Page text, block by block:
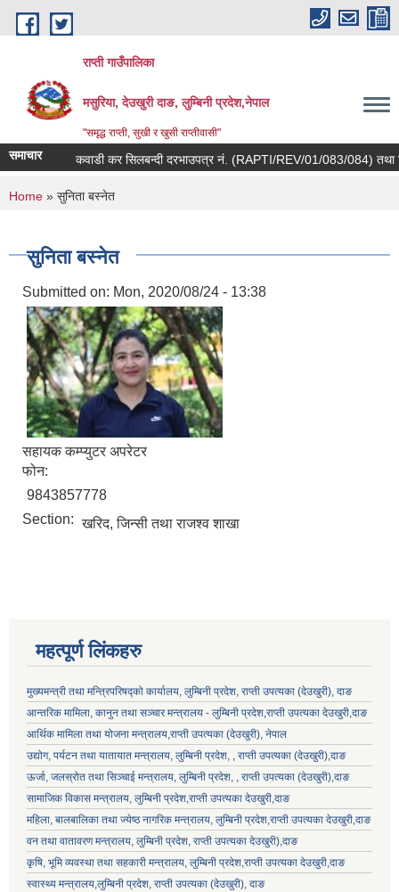
Skip to main content
राप्ती गाउँपालिका
मसुरिया, देउखुरी दाङ, लुम्बिनी प्रदेश,नेपाल
"समृद्ध राप्ती, सुखी र खुसी राप्तीवासी"
समाचार कवाडी कर सिलबन्दी दरभाउपत्र नं. (RAPTI/REV/01/083/084) तथा
You are here
Home » सुनिता बस्नेत
सुनिता बस्नेत
Submitted on: Mon, 2020/08/24 - 13:38
सहायक कम्प्युटर अपरेटर
फोन:
9843857778
Section: खरिद, जिन्सी तथा राजश्व शाखा
महत्पूर्ण लिंकहरु
मुख्यमन्त्री तथा मन्त्रिपरिषद्को कार्यालय, लुम्बिनी प्रदेश, राप्ती उपत्यका (देउखुरी), दाङ
आन्तरिक मामिला, कानुन तथा सञ्चार मन्त्रालय - लुम्बिनी प्रदेश,राप्ती उपत्यका देउखुरी,दाङ
आर्थिक मामिला तथा योजना मन्त्रालय,राप्ती उपत्यका (देउखुरी), नेपाल
उद्योग, पर्यटन तथा यातायात मन्त्रालय, लुम्बिनी प्रदेश, , राप्ती उपत्यका (देउखुरी),दाङ
ऊर्जा, जलस्रोत तथा सिञ्चाई मन्त्रालय, लुम्बिनी प्रदेश, , राप्ती उपत्यका (देउखुरी),दाङ
सामाजिक विकास मन्‍‍त्रालय, लुम्बिनी प्रदेश,राप्ती उपत्यका देउखुरी,दाङ
महिला, बालबालिका तथा ज्येष्ठ नागरिक मन्त्रालय, लुम्बिनी प्रदेश,राप्ती उपत्यका देउखुरी,दाङ
वन तथा वातावरण मन्त्रालय, लुम्बिनी प्रदेश, राप्ती उपत्यका देउखुरी),दाङ
कृषि, भूमि व्यवस्था तथा सहकारी मन्त्रालय, लुम्बिनी प्रदेश,राप्ती उपत्यका देउखुरी,दाङ
स्वास्थ्य मन्त्रालय,लुम्बिनी प्रदेश, राप्ती उपत्यका (देउखुरी), दाङ